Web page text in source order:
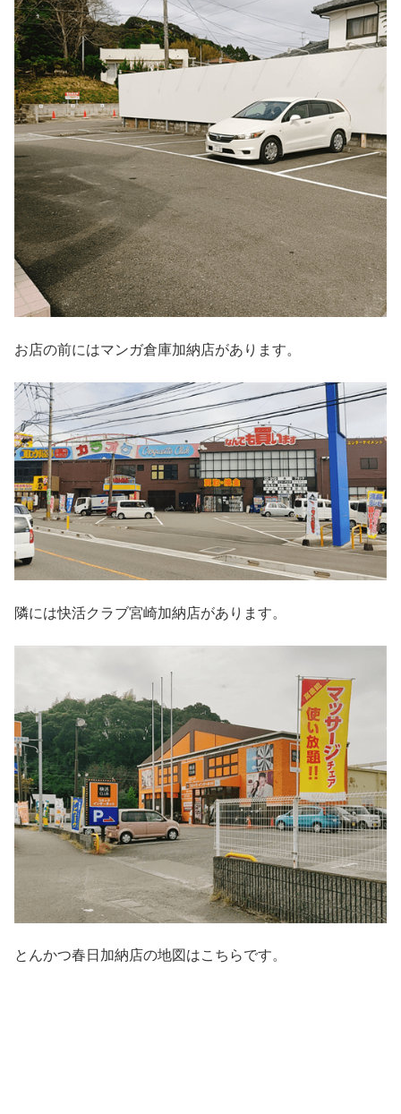
お店の前にはマンガ倉庫加納店があります。
隣には快活クラブ宮崎加納店があります。
とんかつ春日加納店の地図はこちらです。